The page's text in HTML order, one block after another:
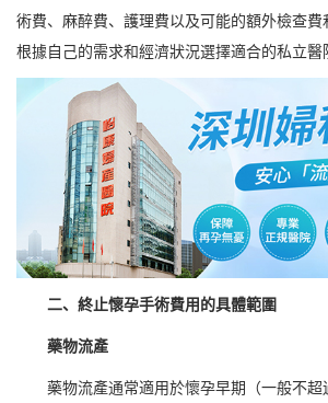
術費、麻醉費、護理費以及可能的額外檢查費
根據自己的需求和經濟狀況選擇適合的私立醫
二、終止懷孕手術費用的具體範圍
藥物流產
藥物流產通常適用於懷孕早期（一般不